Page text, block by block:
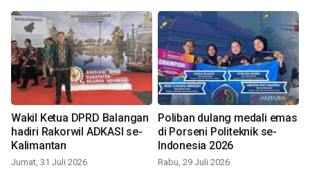
Wakil Ketua DPRD Balangan
hadiri Rakorwil ADKASI se-
Kalimantan
Jumat, 31 Juli 2026
Poliban dulang medali emas
di Porseni Politeknik se-
Indonesia 2026
Rabu, 29 Juli 2026